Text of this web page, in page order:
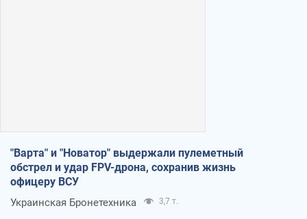
"Варта" и "Новатор" выдержали пулеметный
обстрел и удар FPV-дрона, сохранив жизнь
офицеру ВСУ
Украинская Бронетехника 3,7 т.